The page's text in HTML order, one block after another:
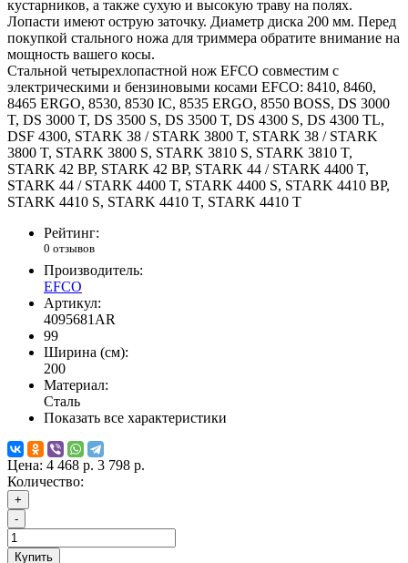
кустарников, а также сухую и высокую траву на полях.
Лопасти имеют острую заточку. Диаметр диска 200 мм. Перед
покупкой стального ножа для триммера обратите внимание на
мощность вашего косы.
Стальной четырехлопастной нож EFCO совместим с
электрическими и бензиновыми косами EFCO: 8410, 8460,
8465 ERGO, 8530, 8530 IC, 8535 ERGO, 8550 BOSS, DS 3000
T, DS 3000 T, DS 3500 S, DS 3500 T, DS 4300 S, DS 4300 TL,
DSF 4300, STARK 38 / STARK 3800 T, STARK 38 / STARK
3800 T, STARK 3800 S, STARK 3810 S, STARK 3810 T,
STARK 42 BP, STARK 42 BP, STARK 44 / STARK 4400 T,
STARK 44 / STARK 4400 T, STARK 4400 S, STARK 4410 BP,
STARK 4410 S, STARK 4410 T, STARK 4410 T
Рейтинг:
0 отзывов
Производитель:
EFCO
Артикул:
4095681AR
99
Ширина (см):
200
Материал:
Сталь
Показать все характеристики
Цена: 4 468 р. 3 798 р.
Количество:
+
-
Купить